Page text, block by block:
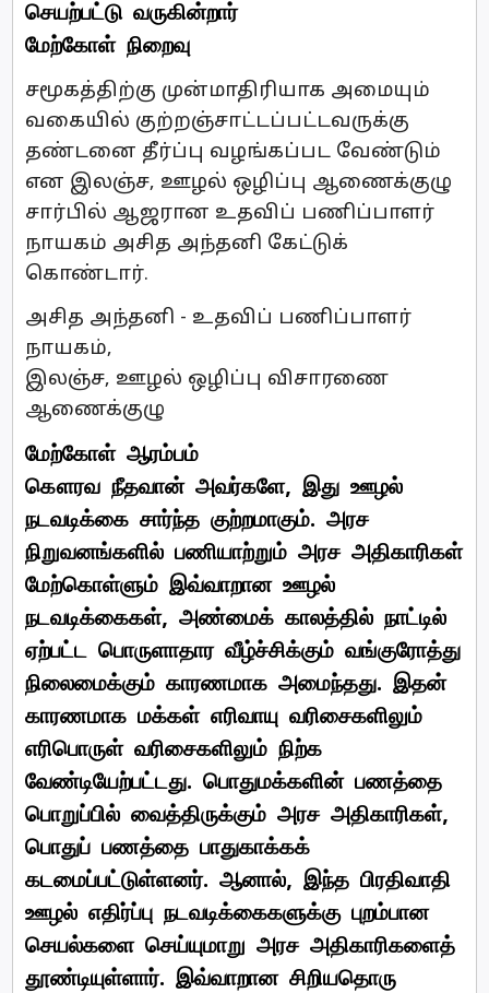
செயற்பட்டு வருகின்றார்
மேற்கோள் நிறைவு
சமூகத்திற்கு முன்மாதிரியாக அமையும்
வகையில் குற்றஞ்சாட்டப்பட்டவருக்கு
தண்டனை தீர்ப்பு வழங்கப்பட வேண்டும்
என இலஞ்ச, ஊழல் ஒழிப்பு ஆணைக்குழு
சார்பில் ஆஜரான உதவிப் பணிப்பாளர்
நாயகம் அசித அந்தனி கேட்டுக்
கொண்டார்.
அசித அந்தனி - உதவிப் பணிப்பாளர்
நாயகம்,
இலஞ்ச, ஊழல் ஒழிப்பு விசாரணை
ஆணைக்குழு
மேற்கோள் ஆரம்பம்
கௌரவ நீதவான் அவர்களே, இது ஊழல்
நடவடிக்கை சார்ந்த குற்றமாகும். அரச
நிறுவனங்களில் பணியாற்றும் அரச அதிகாரிகள்
மேற்கொள்ளும் இவ்வாறான ஊழல்
நடவடிக்கைகள், அண்மைக் காலத்தில் நாட்டில்
ஏற்பட்ட பொருளாதார வீழ்ச்சிக்கும் வங்குரோத்து
நிலைமைக்கும் காரணமாக அமைந்தது. இதன்
காரணமாக மக்கள் எரிவாயு வரிசைகளிலும்
எரிபொருள் வரிசைகளிலும் நிற்க
வேண்டியேற்பட்டது. பொதுமக்களின் பணத்தை
பொறுப்பில் வைத்திருக்கும் அரச அதிகாரிகள்,
பொதுப் பணத்தை பாதுகாக்கக்
கடமைப்பட்டுள்ளனர். ஆனால், இந்த பிரதிவாதி
ஊழல் எதிர்ப்பு நடவடிக்கைகளுக்கு புறம்பான
செயல்களை செய்யுமாறு அரச அதிகாரிகளைத்
தூண்டியுள்ளார். இவ்வாறான சிறியதொரு